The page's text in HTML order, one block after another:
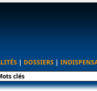
| DOSSIERS |